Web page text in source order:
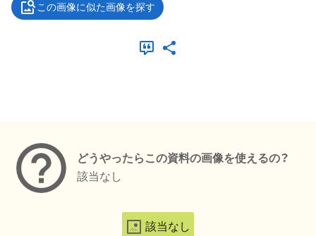
この画像に似た画像を探す
どうやったらこの資料の画像を使えるの？
該当なし
該当なし